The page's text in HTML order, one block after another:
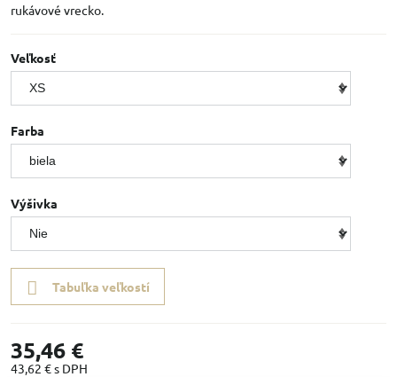
rukávové vrecko.
Veľkosť
Farba
Výšivka
Tabuľka veľkostí
35,46 €
43,62 €s DPH